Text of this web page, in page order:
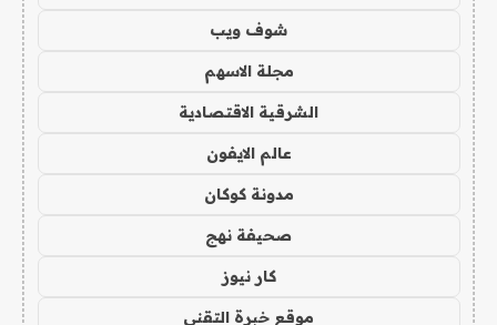
شوف ويب
مجلة الاسهم
الشرقية الاقتصادية
عالم الايفون
مدونة كوكان
صحيفة نهج
كار نيوز
موقع خبرة التقني